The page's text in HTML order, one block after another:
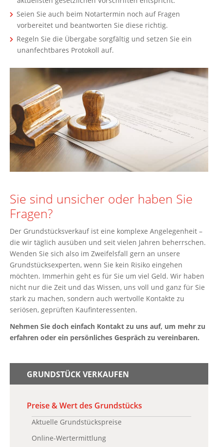
Seien Sie auch beim Notartermin noch auf Fragen
vorbereitet und beantworten Sie diese richtig.
Regeln Sie die Übergabe sorgfältig und setzen Sie ein
unanfechtbares Protokoll auf.
Sie sind unsicher oder haben Sie
Fragen?
Der Grundstücksverkauf ist eine komplexe Angelegenheit –
die wir täglich ausüben und seit vielen Jahren beherrschen.
Wenden Sie sich also im Zweifelsfall gern an unsere
Grundstücksexperten, wenn Sie kein Risiko eingehen
möchten. Immerhin geht es für Sie um viel Geld. Wir haben
nicht nur die Zeit und das Wissen, uns voll und ganz für Sie
stark zu machen, sondern auch wertvolle Kontakte zu
seriösen, geprüften Kaufinteressenten.
Nehmen Sie doch einfach Kontakt zu uns auf, um mehr zu
erfahren oder ein persönliches Gespräch zu vereinbaren.
GRUNDSTÜCK VERKAUFEN
Preise & Wert des Grundstücks
Aktuelle Grundstückspreise
Online-Wertermittlung